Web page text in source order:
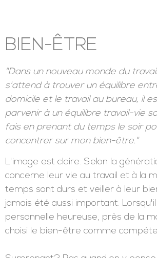
BIEN-ÊTRE
"Dans un nouveau monde du
s'attend à trouver un équilibre
domicile et le travail au bureau, il
parvenir à un équilibre travail-vie
fais en prenant du temps le soir